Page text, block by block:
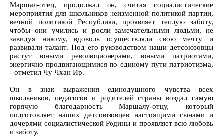
Маршал-отец, продолжал он, считая социалистические
мероприятия для школьников неизменной политикой партии,
вечной политикой Республики, проявляет теплую заботу,
чтобы они учились и росли замечательными людьми, не
завидуя никому, вдоволь осуществляли свою мечту и
развивали талант. Под его руководством наши детсоюзовцы
растут юными революционерами, юными патриотами,
энергично продвигающимися по единому пути патриотизма,
- отметил Чу Чхан Ир.
Он в знак выражения единодушного чувства всех
школьников, педагогов и родителей страны воздал самую
горячую благодарность Маршалу-отцу, который
подготовляет наших детсоюзовцев настоящими сынами и
дочерями социалистической Родины и проявляет всю любовь
и заботу.